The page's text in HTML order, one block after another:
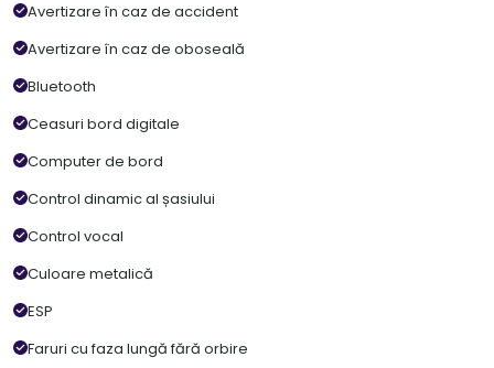
Avertizare în caz de accident
Avertizare în caz de oboseală
Bluetooth
Ceasuri bord digitale
Computer de bord
Control dinamic al șasiului
Control vocal
Culoare metalică
ESP
Faruri cu faza lungă fără orbire